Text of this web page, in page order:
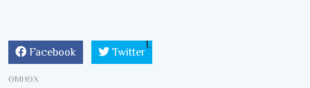
Facebook Twitter
ӨМНӨХ